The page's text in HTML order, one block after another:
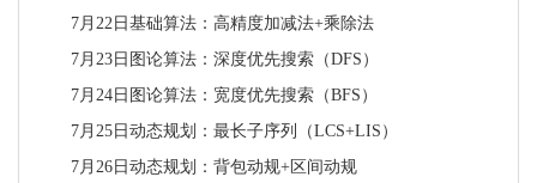
7月22日基础算法：高精度加减法+乘除法
7月23日图论算法：深度优先搜索（DFS）
7月24日图论算法：宽度优先搜索（BFS）
7月25日动态规划：最长子序列（LCS+LIS）
7月26日动态规划：背包动规+区间动规